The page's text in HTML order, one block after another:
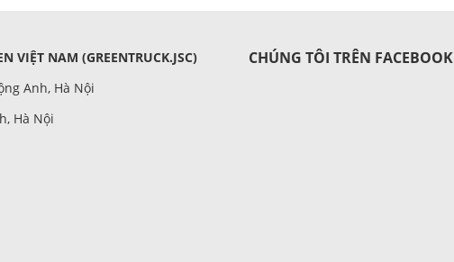
VIỆT NAM (GREENTRUCK.JSC)
Anh, Hà Nội
Hà Nội
CHÚNG TÔI TRÊN FACEBOOK